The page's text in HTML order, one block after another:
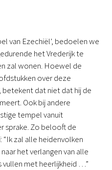
van Ezechiël’, bedoelen we
het Vrederijk te
zal wonen. Hoewel de
over deze
dat niet dat hij de
Ook bij andere
tempel vanuit
sprake. Zo belooft de
“Ik zal alle heidenvolken
het verlangen van alle
vullen met heerlijkheid …”